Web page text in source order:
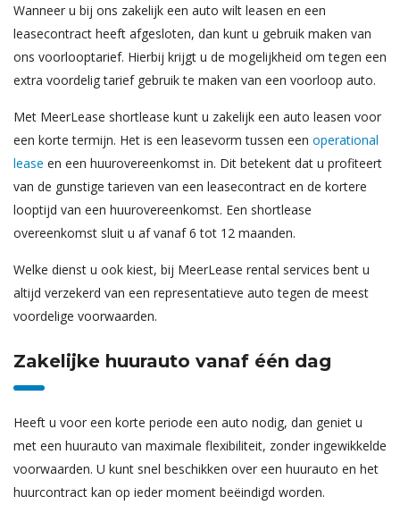
Wanneer u bij ons zakelijk een auto wilt leasen en een
leasecontract heeft afgesloten, dan kunt u gebruik maken van
ons voorlooptarief. Hierbij krijgt u de mogelijkheid om tegen een
extra voordelig tarief gebruik te maken van een voorloop auto.
Met MeerLease shortlease kunt u zakelijk een auto leasen voor
een korte termijn. Het is een leasevorm tussen een operational
lease en een huurovereenkomst in. Dit betekent dat u profiteert
van de gunstige tarieven van een leasecontract en de kortere
looptijd van een huurovereenkomst. Een shortlease
overeenkomst sluit u af vanaf 6 tot 12 maanden.
Welke dienst u ook kiest, bij MeerLease rental services bent u
altijd verzekerd van een representatieve auto tegen de meest
voordelige voorwaarden.
Zakelijke huurauto vanaf één dag
Heeft u voor een korte periode een auto nodig, dan geniet u
met een huurauto van maximale flexibiliteit, zonder ingewikkelde
voorwaarden. U kunt snel beschikken over een huurauto en het
huurcontract kan op ieder moment beëindigd worden.